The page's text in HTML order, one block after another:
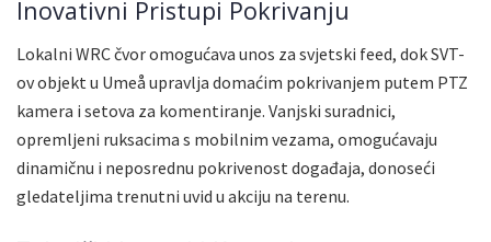
Inovativni Pristupi Pokrivanju
Lokalni WRC čvor omogućava unos za svjetski feed, dok SVT-
ov objekt u Umeå upravlja domaćim pokrivanjem putem PTZ
kamera i setova za komentiranje. Vanjski suradnici,
opremljeni ruksacima s mobilnim vezama, omogućavaju
dinamičnu i neposrednu pokrivenost događaja, donoseći
gledateljima trenutni uvid u akciju na terenu.